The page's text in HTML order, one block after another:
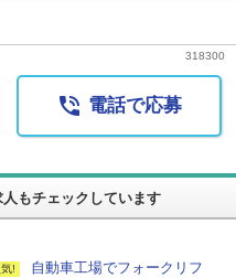
318300
 電話で応募
もチェックしています
自動車工場でフォークリフ